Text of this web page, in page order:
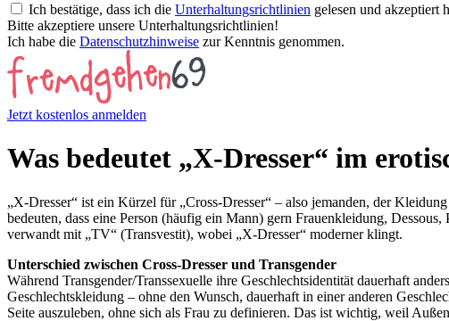
Ich bestätige, dass ich die Unterhaltungsrichtlinien gelesen und akzeptiert
Bitte akzeptiere unsere Unterhaltungsrichtlinien!
Ich habe die Datenschutzhinweise zur Kenntnis genommen.
Jetzt kostenlos anmelden
Was bedeutet „X‑Dresser“ im
„X‑Dresser“ ist ein Kürzel für „Cross-Dresser“ – also jemanden, der
bedeuten, dass eine Person (häufig ein Mann) gern Frauenkleidung,
verwandt mit „TV“ (Transvestit), wobei „X‑Dresser“ moderner klingt.
Unterschied zwischen Cross-Dresser und Transgender
Während Transgender/Transsexuelle ihre Geschlechtsidentität dauerhaft
Geschlechtskleidung – ohne den Wunsch, dauerhaft in einer anderen
Seite auszuleben, ohne sich als Frau zu definieren. Das ist wichtig, weil